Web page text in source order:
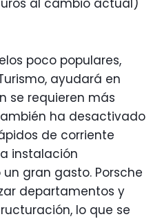
poco populares,
ayudará en
se requieren más
ha desactivado
de corriente
instalación
gran gasto. Porsche
departamentos y
lo que se